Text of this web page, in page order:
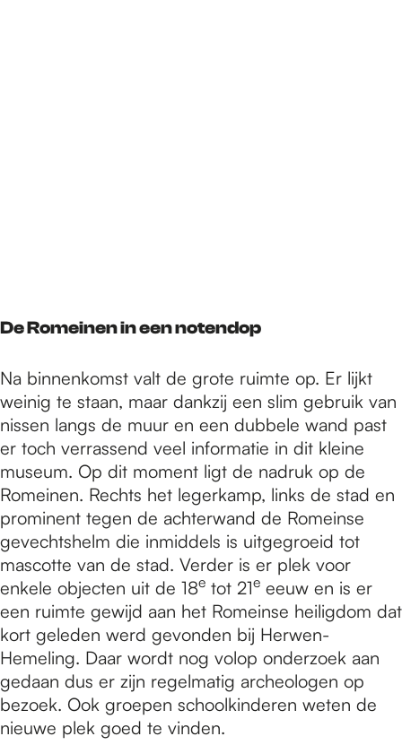
De Romeinen in een notendop
Na binnenkomst valt de grote ruimte op. Er lijkt
weinig te staan, maar dankzij een slim gebruik van
nissen langs de muur en een dubbele wand past
er toch verrassend veel informatie in dit kleine
museum. Op dit moment ligt de nadruk op de
Romeinen. Rechts het legerkamp, links de stad en
prominent tegen de achterwand de Romeinse
gevechtshelm die inmiddels is uitgegroeid tot
mascotte van de stad. Verder is er plek voor
enkele objecten uit de 18e tot 21e eeuw en is er
een ruimte gewijd aan het Romeinse heiligdom dat
kort geleden werd gevonden bij Herwen-
Hemeling. Daar wordt nog volop onderzoek aan
gedaan dus er zijn regelmatig archeologen op
bezoek. Ook groepen schoolkinderen weten de
nieuwe plek goed te vinden.